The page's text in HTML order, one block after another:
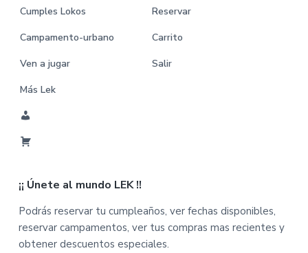
Cumples Lokos
Campamento-urbano
Ven a jugar
Más Lek
e
n
r
i
t
o
Reservar
Carrito
Salir
¡¡ Únete al mundo LEK !!
Podrás reservar tu cumpleaños, ver fechas disponibles,
reservar campamentos, ver tus compras mas recientes y
obtener descuentos especiales.